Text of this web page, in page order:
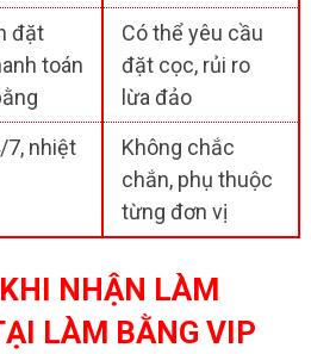
đặt
toán
Có thể yêu cầu
đặt cọc, rủi ro
lừa đảo
7, nhiệt
Không chắc
chắn, phụ thuộc
từng đơn vị
NHẬN LÀM
LÀM BẰNG VIP